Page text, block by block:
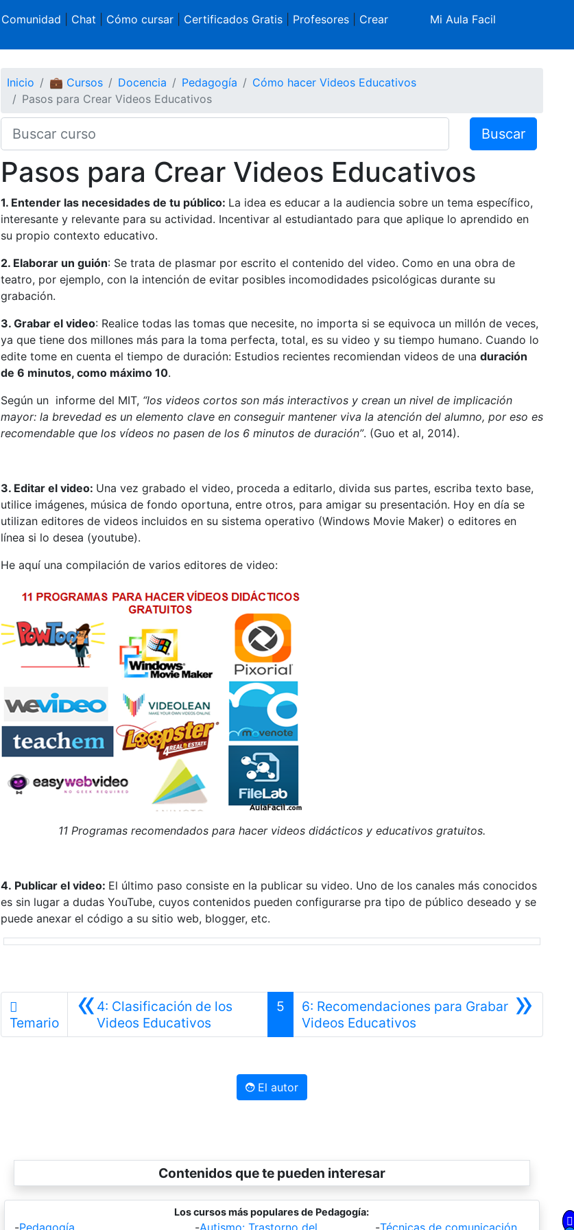
Comunidad Chat Cómo cursar| Certificados Gratis| Profesores| Crear
Mi Aula Facil
Inicio 💼 Cursos Docencia Pedagogía
Cómo hacer Videos Educativos
Pasos para Crear Videos Educativos
Buscar
Pasos para Crear Videos Educativos
1. Entender las necesidades de tu público: La idea es educar a la audiencia sobre un tema específico,
interesante y relevante para su actividad. Incentivar al estudiantado para que aplique lo aprendido en
su propio contexto educativo.
2. Elaborar un guión: Se trata de plasmar por escrito el contenido del video. Como en una obra de
teatro, por ejemplo, con la intención de evitar posibles incomodidades psicológicas durante su
grabación.
3. Grabar el video: Realice todas las tomas que necesite, no importa si se equivoca un millón de veces,
ya que tiene dos millones más para la toma perfecta, total, es su video y su tiempo humano. Cuando lo
edite tome en cuenta el tiempo de duración: Estudios recientes recomiendan videos de una duración
de 6 minutos, como máximo 10.
Según un informe del MIT, “los videos cortos son más interactivos y crean un nivel de implicación
mayor: la brevedad es un elemento clave en conseguir mantener viva la atención del alumno, por eso es
recomendable que los vídeos no pasen de los 6 minutos de duración”. (Guo et al, 2014).
3. Editar el video: Una vez grabado el video, proceda a editarlo, divida sus partes, escriba texto base,
utilice imágenes, música de fondo oportuna, entre otros, para amigar su presentación. Hoy en día se
utilizan editores de videos incluidos en su sistema operativo (Windows Movie Maker) o editores en
línea si lo desea (youtube).
He aquí una compilación de varios editores de video:
11 Programas recomendados para hacer videos didácticos y educativos gratuitos.
4. Publicar el video: El último paso consiste en la publicar su video. Uno de los canales más conocidos
es sin lugar a dudas YouTube, cuyos contenidos pueden configurarse pra tipo de público deseado y se
puede anexar el código a su sitio web, blogger, etc.
Temario «4: Clasificación de los
Videos EducativosAnterior
5 »
6: Recomendaciones para Grabar
Videos Educativos
El autor
Contenidos que te pueden interesar
Los cursos más populares de Pedagogía:
-Pedagogía -Autismo: Trastorno del -Técnicas de comunicación